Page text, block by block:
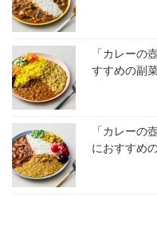
「カレーの
すすめの副
「カレーの
におすすめ